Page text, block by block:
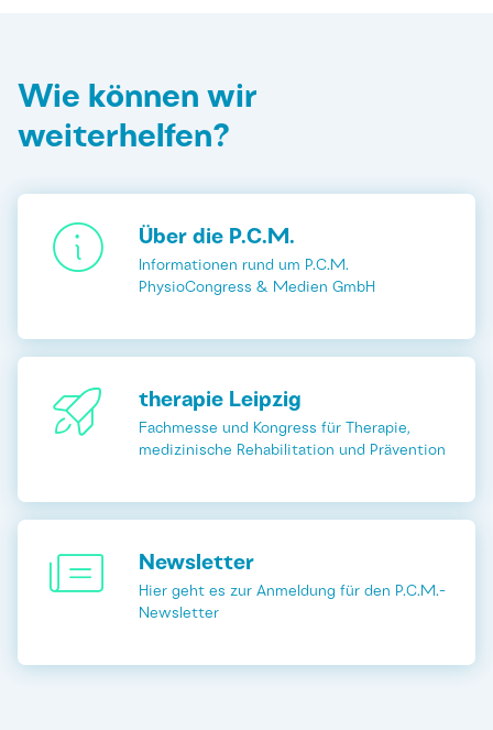
Wie können wir
weiterhelfen?
Über die P.C.M.
Informationen rund um P.C.M.
PhysioCongress & Medien GmbH
therapie Leipzig
Fachmesse und Kongress für Therapie,
medizinische Rehabilitation und Prävention
Newsletter
Hier geht es zur Anmeldung für den P.C.M.-
Newsletter